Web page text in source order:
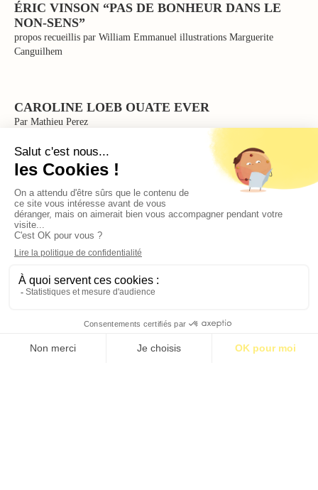
ÉRIC VINSON “PAS DE BONHEUR DANS LE
NON-SENS”
propos recueillis par William Emmanuel illustrations Marguerite
Canguilhem
CAROLINE LOEB OUATE EVER
Par Mathieu Perez
S’abonner pour 1€ S’abonner